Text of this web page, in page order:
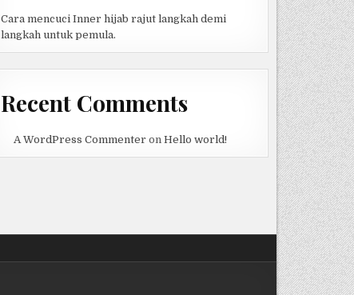
Cara mencuci Inner hijab rajut langkah demi
langkah untuk pemula.
Recent Comments
A WordPress Commenter on Hello world!